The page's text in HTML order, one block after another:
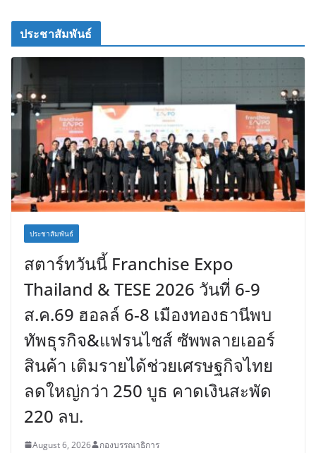
ประชาสัมพันธ์
ประชาสัมพันธ์
สตาร์ทวันนี้ Franchise Expo
Thailand & TESE 2026 วันที่ 6-9
ส.ค.69 ฮอลล์ 6-8 เมืองทองธานีพบ
ทัพธุรกิจ&แฟรนไชส์ ซัพพลายเออร์
สินค้า เติมรายได้ช่วยเศรษฐกิจไทย
ลดใหญ่กว่า 250 บูธ คาดเงินสะพัด
220 ลบ.
August 6, 2026 กองบรรณาธิการ